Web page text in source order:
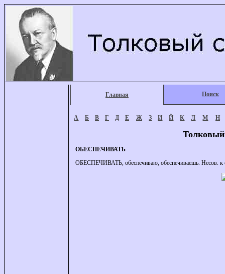
Главная Поиск
А Б В Г Д Е Ж З И Й К Л М Н
ОБЕСПЕЧИВАТЬ
ОБЕСПЕЧИВАТЬ, обеспечиваю, обеспечиваешь. Несов. к